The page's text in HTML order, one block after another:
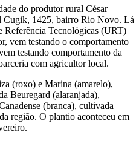
do produtor rural César
Cugik, 1425, bairro Rio Novo. Lá
Referência Tecnológicas (URT)
vem testando o comportamento
testando comportamento da
com agricultor local.
(roxo) e Marina (amarelo),
Beuregard (alaranjada),
(branca), cultivada
região. O plantio aconteceu em